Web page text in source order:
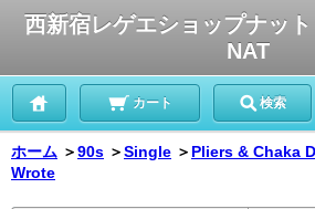
西新宿レゲエショップナッ
NAT
カート 検索
ホーム ＞90s ＞Single ＞ Pliers & Chaka
Wrote